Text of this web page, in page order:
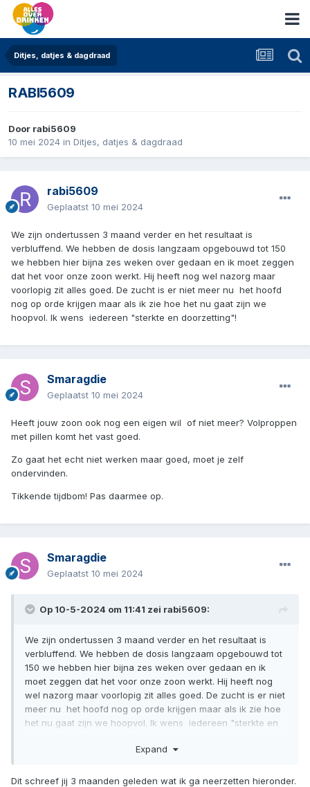
Ditjes, datjes & dagdraad
RABI5609
Door rabi5609
10 mei 2024 in Ditjes, datjes & dagdraad
rabi5609
Geplaatst 10 mei 2024
We zijn ondertussen 3 maand verder en het resultaat is
verbluffend. We hebben de dosis langzaam opgebouwd tot 150
we hebben hier bijna zes weken over gedaan en ik moet zeggen
dat het voor onze zoon werkt. Hij heeft nog wel nazorg maar
voorlopig zit alles goed. De zucht is er niet meer nu het hoofd
nog op orde krijgen maar als ik zie hoe het nu gaat zijn we
hoopvol. Ik wens iedereen "sterkte en doorzetting"!
Smaragdie
Geplaatst 10 mei 2024
Heeft jouw zoon ook nog een eigen wil of niet meer? Volproppen
met pillen komt het vast goed.
Zo gaat het echt niet werken maar goed, moet je zelf
ondervinden.
Tikkende tijdbom! Pas daarmee op.
Smaragdie
Geplaatst 10 mei 2024
Op 10-5-2024 om 11:41 zei rabi5609:
We zijn ondertussen 3 maand verder en het resultaat is
verbluffend. We hebben de dosis langzaam opgebouwd tot
150 we hebben hier bijna zes weken over gedaan en ik
moet zeggen dat het voor onze zoon werkt. Hij heeft nog
wel nazorg maar voorlopig zit alles goed. De zucht is er niet
meer nu het hoofd nog op orde krijgen maar als ik zie hoe
het nu gaat zijn we hoopvol. Ik wens iedereen "sterkte en
Expand
Dit schreef jij 3 maanden geleden wat ik ga neerzetten hieronder.